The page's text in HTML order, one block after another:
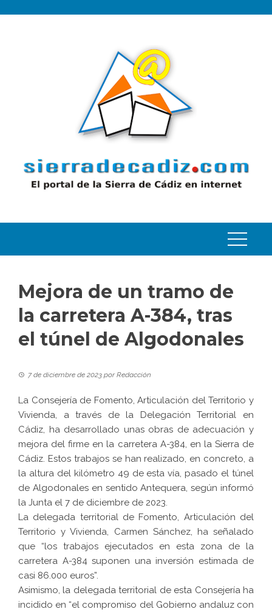
Mejora de un tramo de
la carretera A-384, tras
el túnel de Algodonales
7 de diciembre de 2023 porRedacción
La Consejería de Fomento, Articulación del Territorio y
Vivienda, a través de la Delegación Territorial en
Cádiz, ha desarrollado unas obras de adecuación y
mejora del firme en la carretera A-384, en la Sierra de
Cádiz. Estos trabajos se han realizado, en concreto, a
la altura del kilómetro 49 de esta vía, pasado el túnel
de Algodonales en sentido Antequera, según informó
la Junta el 7 de diciembre de 2023.
La delegada territorial de Fomento, Articulación del
Territorio y Vivienda, Carmen Sánchez, ha señalado
que “los trabajos ejecutados en esta zona de la
carretera A-384 suponen una inversión estimada de
casi 86.000 euros”.
Asimismo, la delegada territorial de esta Consejería ha
incidido en “el compromiso del Gobierno andaluz con